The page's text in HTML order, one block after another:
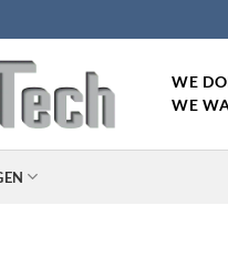
WE
WE